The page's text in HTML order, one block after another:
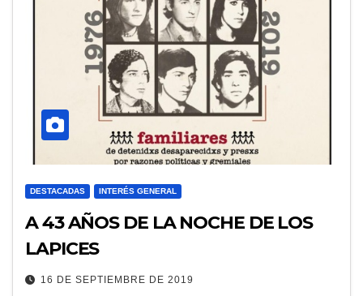
DESTACADAS INTERÉS GENERAL
A 43 AÑOS DE LA NOCHE DE LOS
LAPICES
16 DE SEPTIEMBRE DE 2019